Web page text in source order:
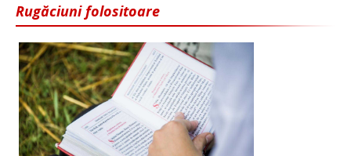
Rugăciuni folositoare